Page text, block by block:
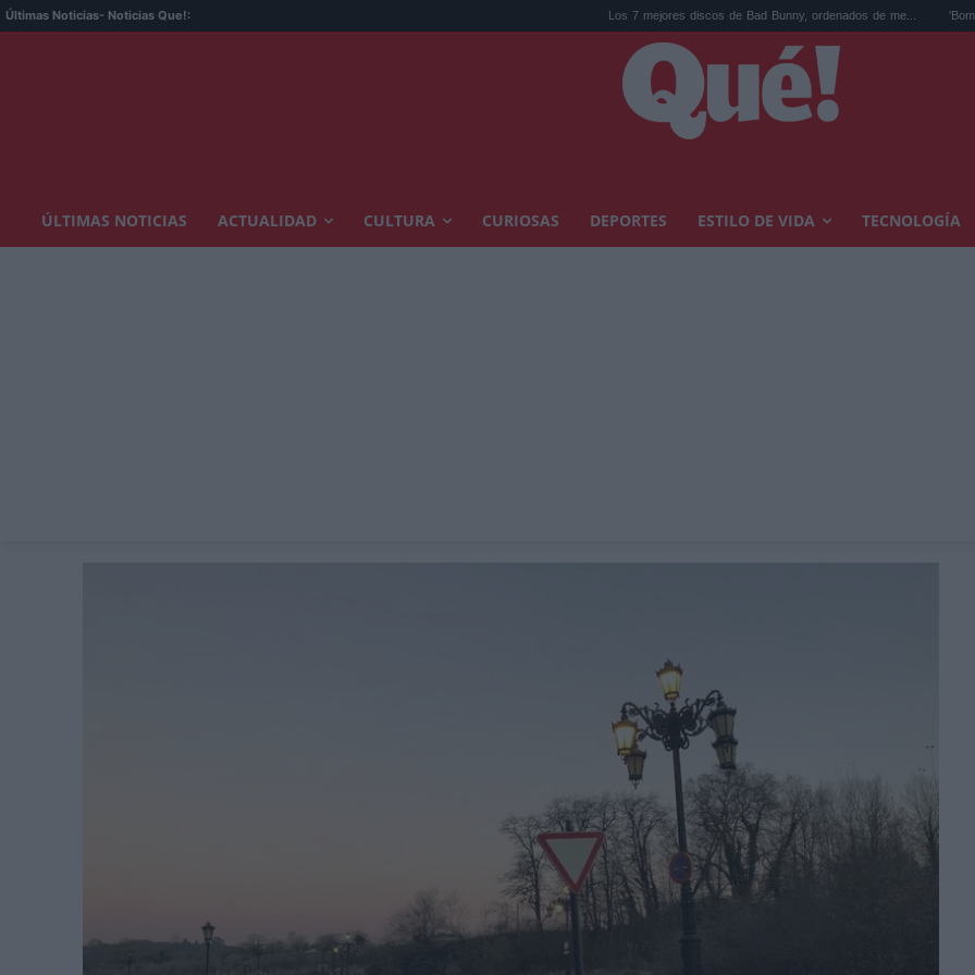
Últimas Noticias- Noticias Que!: Los 7 mejores discos de Bad Bunny, ordenados de me... 'Bomba en el
ÚLTIMAS NOTICIAS ACTUALIDAD CULTURA CURIOSAS DEPORTES ESTILO DE VIDA TECNOLOGÍA